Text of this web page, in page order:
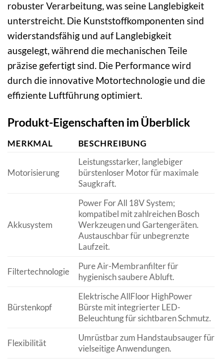
robuster Verarbeitung, was seine Langlebigkeit
unterstreicht. Die Kunststoffkomponenten sind
widerstandsfähig und auf Langlebigkeit
ausgelegt, während die mechanischen Teile
präzise gefertigt sind. Die Performance wird
durch die innovative Motortechnologie und die
effiziente Luftführung optimiert.
Produkt-Eigenschaften im Überblick
MERKMAL BESCHREIBUNG
Motorisierung
Leistungsstarker, langlebiger
bürstenloser Motor für maximale
Saugkraft.
Akkusystem
Power For All 18V System;
kompatibel mit zahlreichen Bosch
Werkzeugen und Gartengeräten.
Austauschbar für unbegrenzte
Laufzeit.
Filtertechnologie
Pure Air-Membranfilter für
hygienisch saubere Abluft.
Bürstenkopf
Elektrische AllFloor HighPower
Bürste mit integrierter LED-
Beleuchtung für sichtbaren Schmutz.
Flexibilität
Umrüstbar zum Handstaubsauger für
vielseitige Anwendungen.